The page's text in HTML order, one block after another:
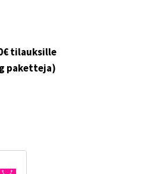
tilauksille
paketteja)